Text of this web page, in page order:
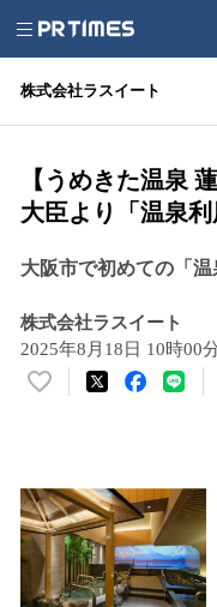
株式会社ラスイート
【うめきた温泉
大臣より「温泉
大阪市で初めての「
株式会社ラスイート
2025年8月18日 10時00
い
数
を
読
み
込